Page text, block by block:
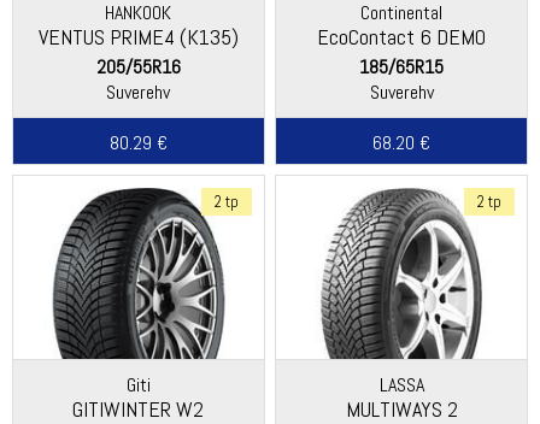
HANKOOK
VENTUS PRIME4 (K135)
205/55R16
Suverehv
80.29 €
Continental
EcoContact 6 DEMO
185/65R15
Suverehv
68.20 €
2 tp
Giti
GITIWINTER W2
2 tp
LASSA
MULTIWAYS 2